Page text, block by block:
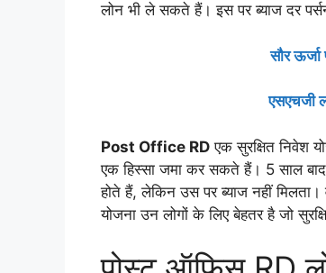
लोन भी ले सकते हैं। इस पर ब्याज दर
सौर
एसएचजी
Post Office RD एक सुरक्षित निवेश
एक हिस्सा जमा कर सकते हैं। 5 साल
होते हैं, लेकिन उस पर ब्याज नहीं
योजना उन लोगों के लिए बेहतर है जो